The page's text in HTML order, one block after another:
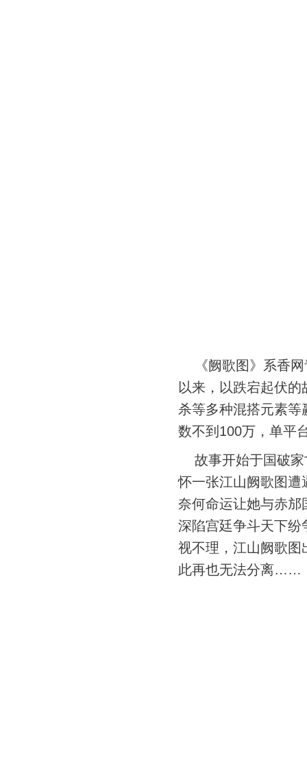
《阙歌图》系香
以来，以跌宕起伏
杀等多种混搭元素
数不到100万，单平
故事开始于国破
怀一张江山阙歌图遭
奈何命运让她与赤邡
深陷宫廷争斗天下纷
视不理，江山阙歌图
此再也无法分离……